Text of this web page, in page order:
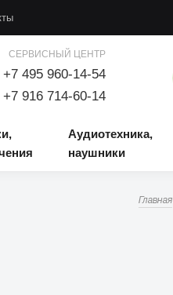
СЕРВИСНЫЙ ЦЕНТР
+7 495 960-14-54
+7 916 714-60-14
Аудиотехника,
наушники
Главная